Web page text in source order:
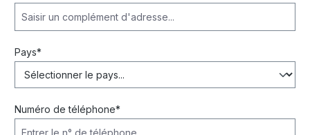
Pays*
Numéro de téléphone*